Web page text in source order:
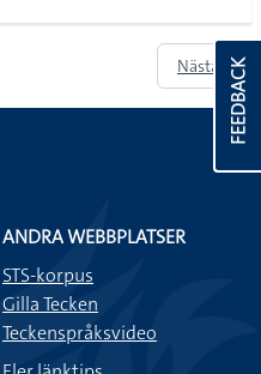
Nästa » FEEDBACK
ANDRA WEBBPLATSER
STS-korpus
Gilla Tecken
Teckenspråksvideo